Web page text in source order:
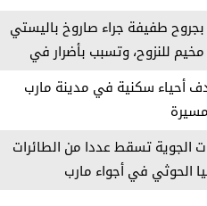
بجروح طفيفة جراء صاروخ باليستي
للنزوح، وتسبب بأضرار في
أحياء سكنية في مدينة مارب
الجوية تسقط عددا من الطائرات
الحوثي في أجواء مارب